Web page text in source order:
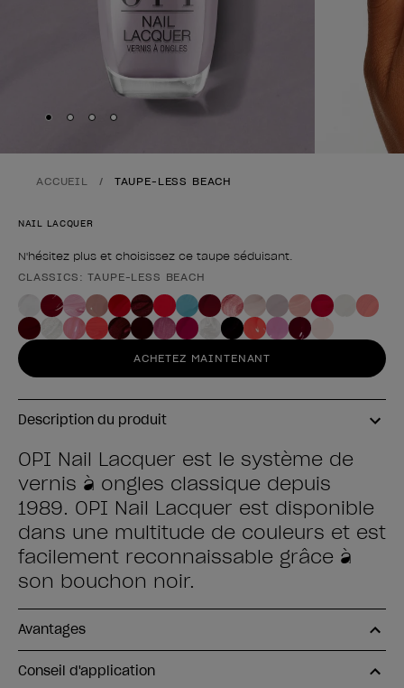
Skip to slide
Skip to slide
Skip to slide
Skip to slide
ACCUEIL TAUPE-LESS BEACH
NAIL LACQUER
N'hésitez plus et choisissez ce taupe séduisant.
Forme du produit
CLASSICS: TAUPE-LESS BEACH
ACHETEZ MAINTENANT
Description du produit
OPI Nail Lacquer est le système de
vernis à ongles classique depuis
1989. OPI Nail Lacquer est disponible
dans une multitude de couleurs et est
facilement reconnaissable grâce à
son bouchon noir.
Avantages
Conseil d'application